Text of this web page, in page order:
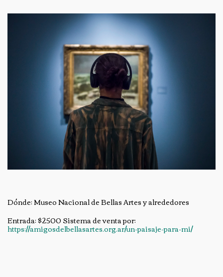
Dónde: Museo Nacional de Bellas Artes y alrededores
Entrada: $2500 Sistema de venta por:
https://amigosdelbellasartes.org.ar/un-paisaje-para-mi/